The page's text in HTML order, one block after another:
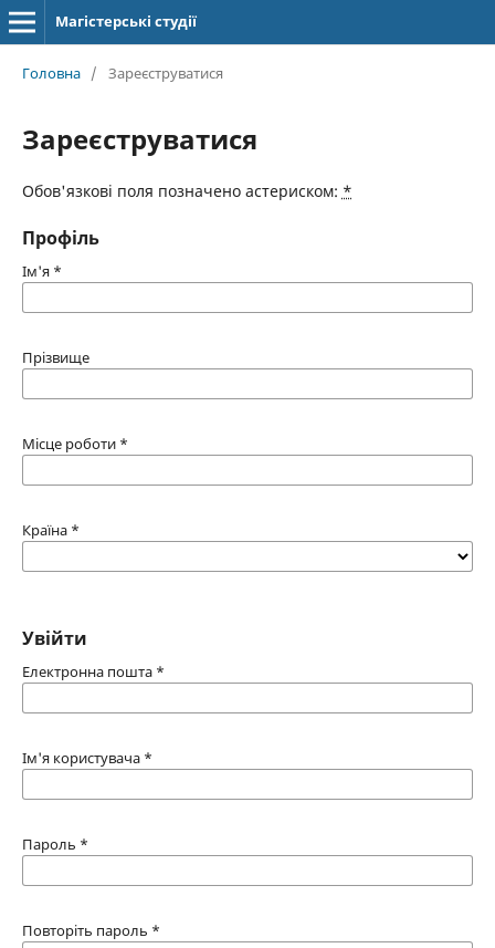
Магістерські студії
Головна / Зареєструватися
Зареєструватися
Обов'язкові поля позначено астериском: *
Профіль
Ім'я *
Прізвище
Місце роботи *
Країна *
Увійти
Електронна пошта *
Ім'я користувача *
Пароль *
Повторіть пароль *